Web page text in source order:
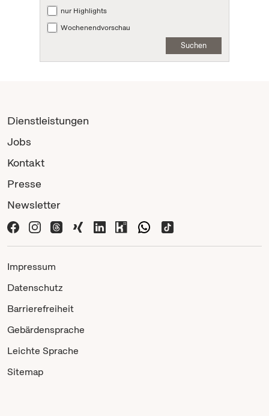
nur Highlights
Wochenendvorschau
Suchen
Dienstleistungen
Jobs
Kontakt
Presse
Newsletter
Impressum
Datenschutz
Barrierefreiheit
Gebärdensprache
Leichte Sprache
Sitemap